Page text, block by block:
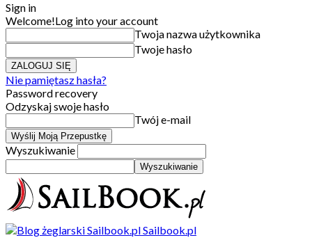
Sign in
Welcome!Log into your account
Twoja nazwa użytkownika
Twoje hasło
Nie pamiętasz hasła?
Password recovery
Odzyskaj swoje hasło
Twój e-mail
Wyszukiwanie
Sailbook.pl